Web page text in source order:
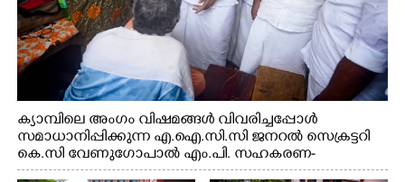
ക്യാമ്പിലെ അംഗം വിഷമങ്ങൾ വിവരിച്ചപ്പോൾ
സമാധാനിപ്പിക്കുന്ന എ.ഐ.സി.സി ജനറൽ സെക്രട്ടറി
കെ.സി വേണുഗോപാൽ എം.പി. സഹകരണ-
എക്സൈസ് വകുപ്പ് മന്ത്രി എം. ലിജു, എന്നിവർ